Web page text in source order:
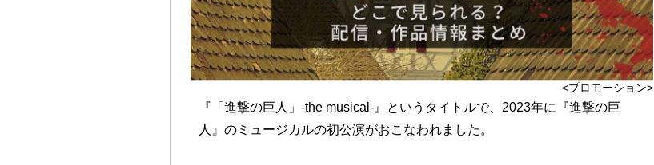
<プロモーション>
『「進撃の巨人」-the musical-』というタイトルで、2023年に『進撃の巨
人』のミュージカルの初公演がおこなわれました。